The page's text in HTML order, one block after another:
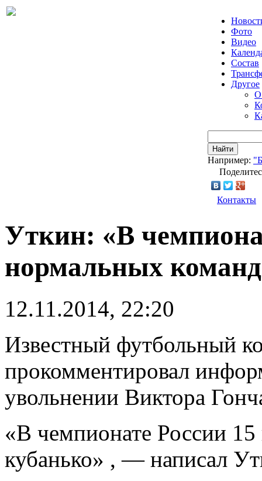
Фото
Видео
Состав
Другое
О
Найти
Например:
Контакты
Уткин: «В
нормальных
12.11.2014, 22:20
Известный футбольный
прокомментировал
увольнении Виктора
«В чемпионате России
кубанько» , — написал